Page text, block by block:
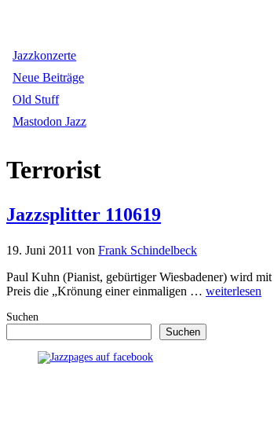
Jazzkonzerte
Neue Beiträge
Old Stuff
Mastodon Jazz
Terrorist
Jazzsplitter 110619
19. Juni 2011 von Frank Schindelbeck
Paul Kuhn (Pianist, gebürtiger Wiesbadener) wird
Preis die „Krönung einer einmaligen … weiterlesen
Suchen
Suchen